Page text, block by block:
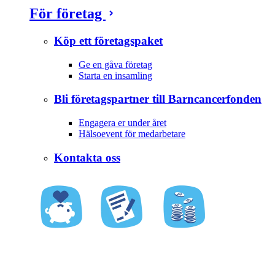
För företag
Köp ett företagspaket
Ge en gåva företag
Starta en insamling
Bli företagspartner till Barncancerfonden
Engagera er under året
Hälsoevent för medarbetare
Kontakta oss